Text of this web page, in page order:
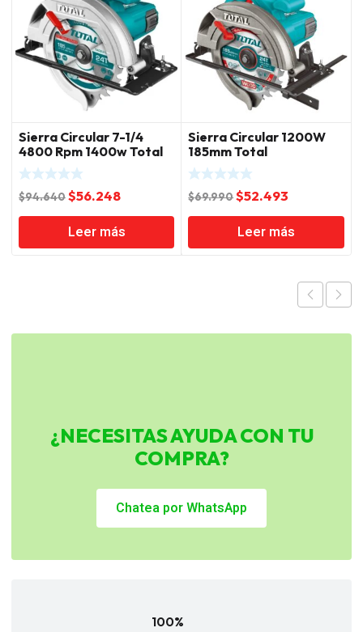
Sierra Circular 7-1/4
4800 Rpm 1400w Total
Ts11418526
$94.640El
precio
original
era:
$56.248El
precio
actual
es:
Leer más
Sierra Circular 1200W
185mm Total
$69.990El
precio
original
era:
$52.493
precio
actual
es:
Leer más
¿NECESITAS AYUDA CON TU
COMPRA?
Chatea por WhatsApp
100%